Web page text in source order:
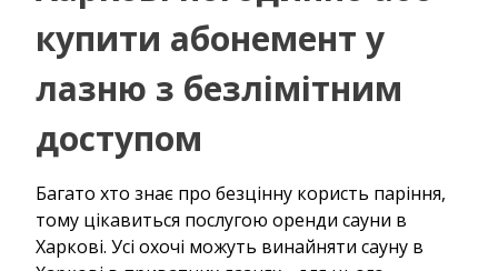
купити абонемент у
лазню з безлімітним
доступом
Багато хто знає про безцінну користь паріння,
тому цікавиться послугою оренди сауни в
Харкові. Усі охочі можуть винайняти сауну в